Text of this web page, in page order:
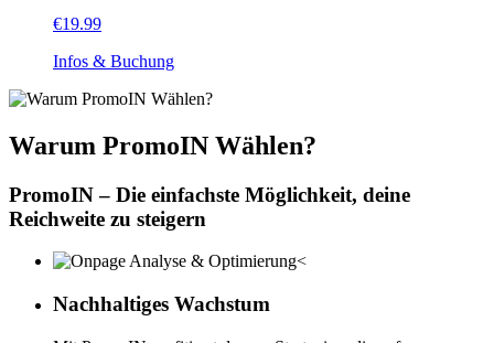
€19.99
Infos & Buchung
Warum PromoIN Wählen?
PromoIN – Die einfachste Möglichkeit, deine
Reichweite zu steigern
Nachhaltiges Wachstum